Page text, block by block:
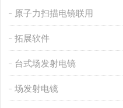
原子力扫描电镜联用
拓展软件
台式场发射电镜
场发射电镜